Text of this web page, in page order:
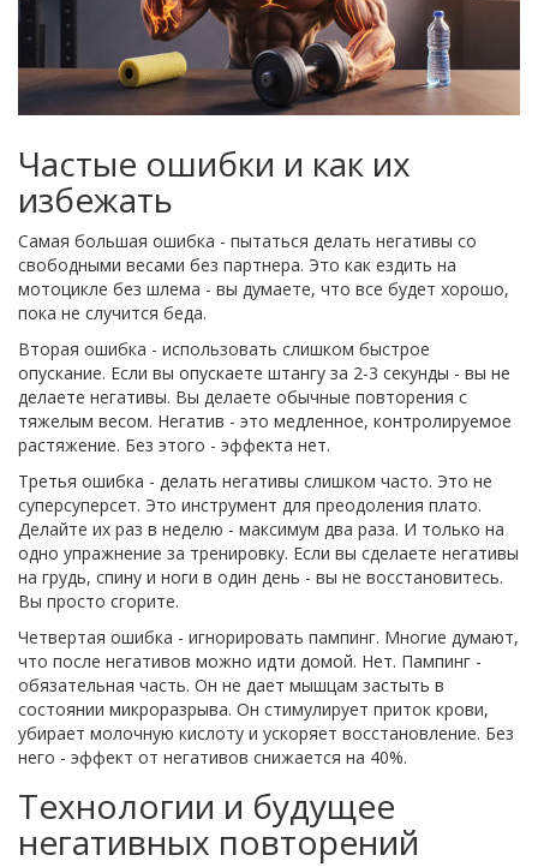
Частые ошибки и как их
избежать
Самая большая ошибка - пытаться делать негативы со
свободными весами без партнера. Это как ездить на
мотоцикле без шлема - вы думаете, что все будет хорошо,
пока не случится беда.
Вторая ошибка - использовать слишком быстрое
опускание. Если вы опускаете штангу за 2-3 секунды - вы не
делаете негативы. Вы делаете обычные повторения с
тяжелым весом. Негатив - это медленное, контролируемое
растяжение. Без этого - эффекта нет.
Третья ошибка - делать негативы слишком часто. Это не
суперсуперсет. Это инструмент для преодоления плато.
Делайте их раз в неделю - максимум два раза. И только на
одно упражнение за тренировку. Если вы сделаете негативы
на грудь, спину и ноги в один день - вы не восстановитесь.
Вы просто сгорите.
Четвертая ошибка - игнорировать пампинг. Многие думают,
что после негативов можно идти домой. Нет. Пампинг -
обязательная часть. Он не дает мышцам застыть в
состоянии микроразрыва. Он стимулирует приток крови,
убирает молочную кислоту и ускоряет восстановление. Без
него - эффект от негативов снижается на 40%.
Технологии и будущее
негативных повторений